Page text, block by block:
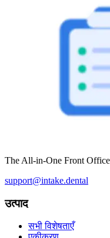
The All-in-One Front
support@intake.dental
उत्पाद
सभी विशेषताएँ